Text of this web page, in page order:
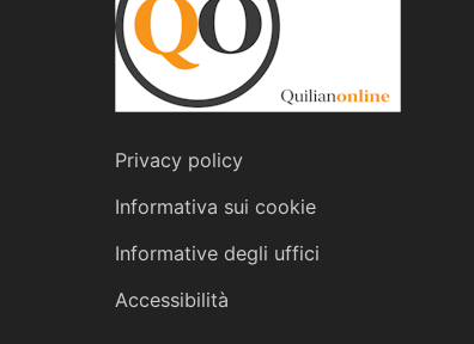
Privacy policy
Informativa sui cookie
Informative degli uffici
Accessibilità